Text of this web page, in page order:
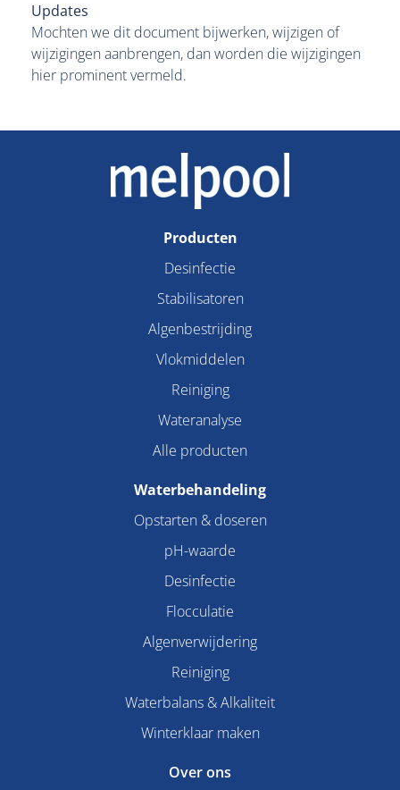
Updates
Mochten we dit document bijwerken, wijzigen of
wijzigingen aanbrengen, dan worden die wijzigingen
hier prominent vermeld.
Producten
Desinfectie
Stabilisatoren
Algenbestrijding
Vlokmiddelen
Reiniging
Wateranalyse
Alle producten
Waterbehandeling
Opstarten & doseren
pH-waarde
Desinfectie
Flocculatie
Algenverwijdering
Reiniging
Waterbalans & Alkaliteit
Winterklaar maken
Over ons